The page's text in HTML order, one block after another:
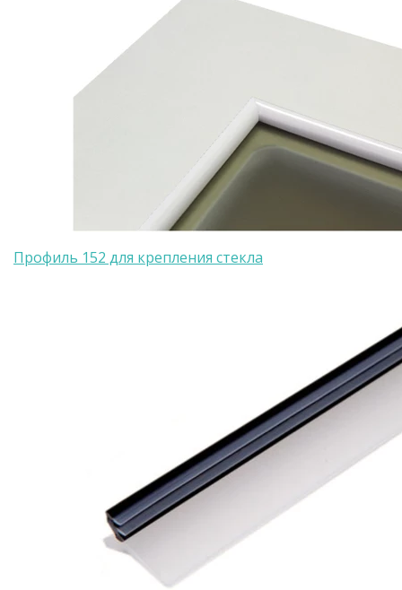
Профиль 152 для крепления стекла